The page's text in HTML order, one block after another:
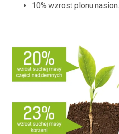
10% wzrost plonu nasion.